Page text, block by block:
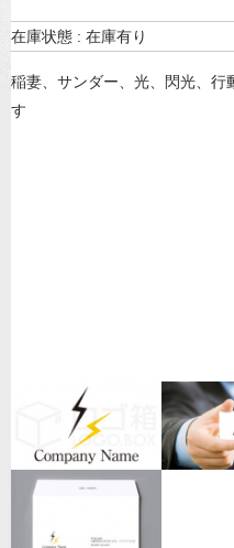
在庫状態 : 在庫有り
稲妻、サンダー、光、閃光、
す